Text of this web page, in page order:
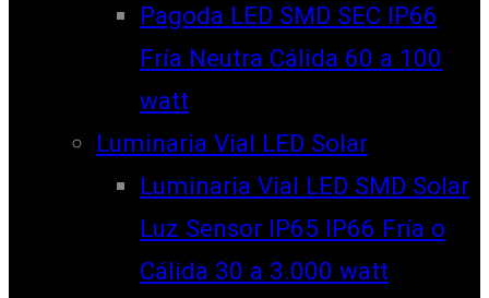
Pagoda LED SMD SEC IP66
Fría Neutra Cálida 60 a 100
watt
Luminaria Vial LED Solar
Luminaria Vial LED SMD Solar
Luz Sensor IP65 IP66 Fría o
Cálida 30 a 3.000 watt